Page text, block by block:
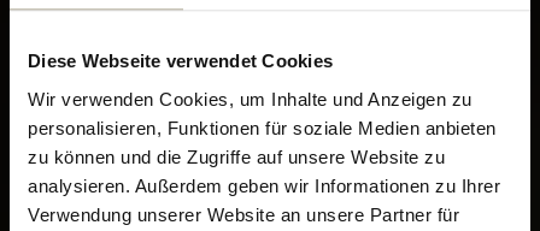
Diese Webseite verwendet Cookies
Wir verwenden Cookies, um Inhalte und Anzeigen zu
personalisieren, Funktionen für soziale Medien anbieten
zu können und die Zugriffe auf unsere Website zu
analysieren. Außerdem geben wir Informationen zu Ihrer
Verwendung unserer Website an unsere Partner für
Massagen & Treatments